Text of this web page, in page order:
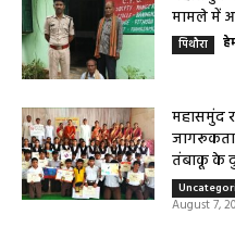
मामले में
पिथौरा
महासमुंद
जागरूकता
तंबाकू के
August 7,